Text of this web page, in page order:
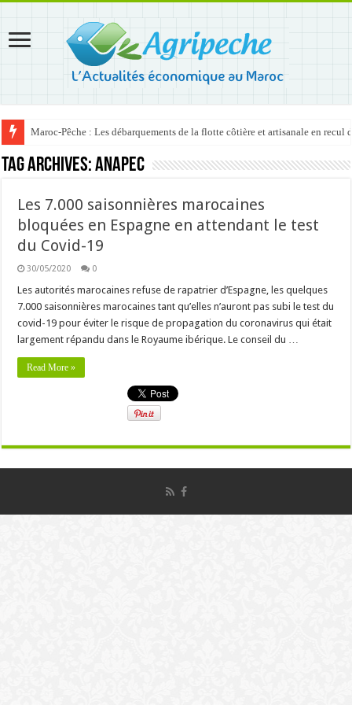
Maroc-Pêche : Les débarquements de la flotte côtière et artisanale en recul
Tag Archives:Anapec
Les 7.000 saisonnières marocaines
bloquées en Espagne en attendant le test
du Covid-19
30/05/2020 0
Les autorités marocaines refuse de rapatrier d’Espagne, les quelques
7.000 saisonnières marocaines tant qu’elles n’auront pas subi le test du
covid-19 pour éviter le risque de propagation du coronavirus qui était
largement répandu dans le Royaume ibérique. Le conseil du …
Read More »